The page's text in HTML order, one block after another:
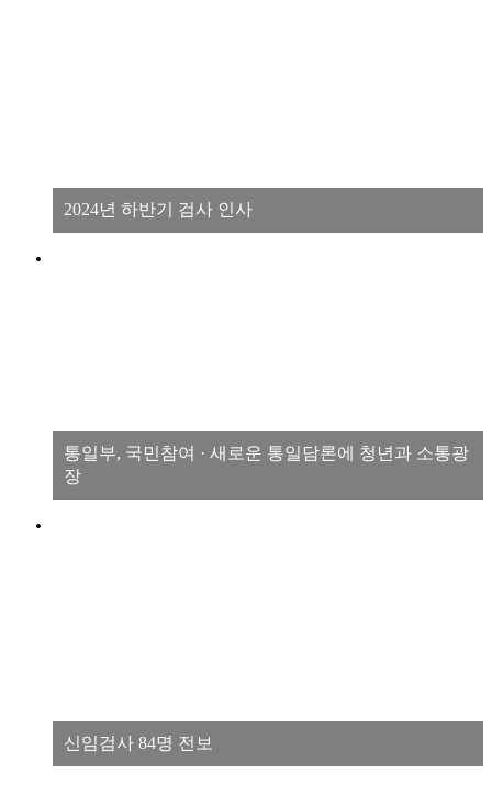
2024년 하반기 검사 인사
통일부, 국민참여 · 새로운 통일담론에 청년과 소통광
장
신임검사 84명 전보